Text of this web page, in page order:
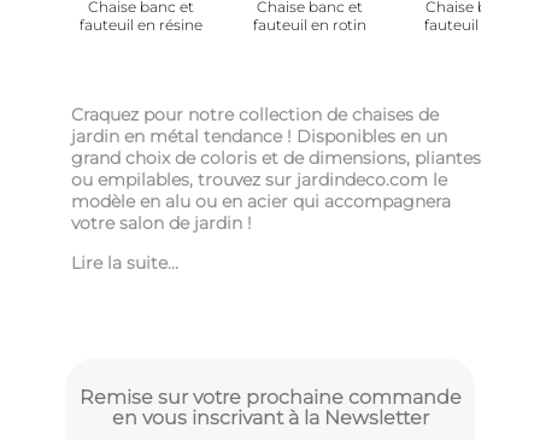
Chaise banc et
fauteuil en résine
Chaise banc et
fauteuil en rotin
Chaise banc et
fauteuil en bois
Craquez pour notre collection de chaises de
jardin en métal tendance ! Disponibles en un
grand choix de coloris et de dimensions, pliantes
ou empilables, trouvez sur jardindeco.com le
modèle en alu ou en acier qui accompagnera
votre salon de jardin !
Lire la suite...
Remise sur votre prochaine commande
en vous inscrivant à la Newsletter